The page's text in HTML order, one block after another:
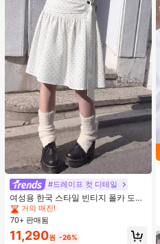
#드레이프 컷 디테일
여성용 한국 스타일 빈티지 폴카 도트
A라인 미니 스커트, 여름 디자인 감각
- 영감받은 캐주얼 다용도 스커트 휴
가 화이트
#9 TOP 3위 편안한 여성 스커트
거의 매진!
#9 TOP 3위 편안한 여성 스커트
거의 매진!
#9 TOP 3위 편안한 여성 스커트
거의 매진!
#9 TOP 3위
거의 매진!
70+ 판매됨
11,290원 -26%